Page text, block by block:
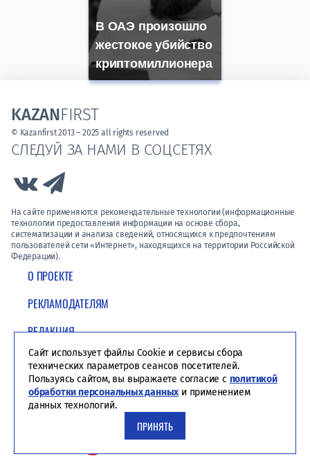
В ОАЭ произошло
жестокое убийство
криптомиллионера
О ПРОЕКТЕ
РЕКЛАМОДАТЕЛЯМ
РЕДАКЦИЯ
ПОЛИТИКА КОНФИДЕНЦИАЛЬНОСТИ
СЛЕДУЙ ЗА НАМИ В СОЦСЕТЯХ
Link to Vk
На сайте применяются рекомендательные технологии (информационные
технологии предоставления информации на основе сбора,
систематизации и анализа сведений, относящихся к предпочтениям
пользователей сети «Интернет», находящихся на территории Российской
Федерации).
KAZANFIRST
© Kazanfirst 2013 – 2025 all rights reserved
Сайт использует файлы Cookie и сервисы сбора
технических параметров сеансов посетителей.
Пользуясь сайтом, вы выражаете согласие с политикой
обработки персональных данных и применением
данных технологий.
ПРИНЯТЬ